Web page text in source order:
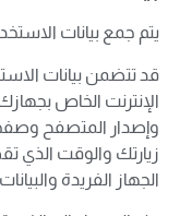
يتم جمع بيانات
قد تتضمن بيانات
وإصدار المتصفح
زيارتك والوقت الذي
الجهاز الفريدة